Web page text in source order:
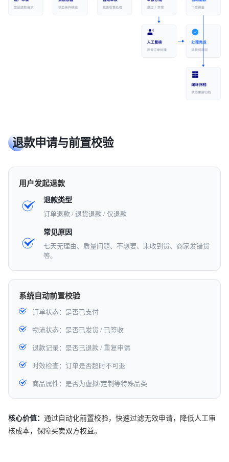
退款申请与前置校验
用户发起退款
退款类型
订单退款 / 退货退款 / 仅退款
常见原因
七天无理由、质量问题、不想要、未收到货、商家发错货
等。
系统自动前置校验
订单状态：是否已支付
物流状态：是否已发货 / 已签收
退款记录：是否已退款 / 重复申请
时效检查：订单是否超时不可退
商品属性：是否为虚拟/定制等特殊品类
核心价值： 通过自动化前置校验，快速过滤无效申请，降低人工审
核成本，保障买卖双方权益。